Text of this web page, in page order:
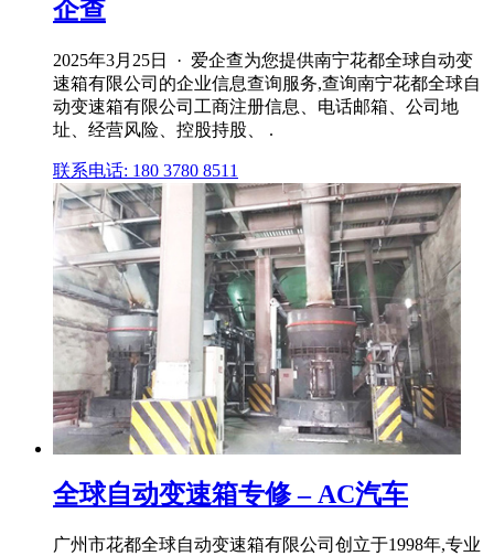
企查
2025年3月25日 · 爱企查为您提供南宁花都全球自动变
速箱有限公司的企业信息查询服务,查询南宁花都全球自
动变速箱有限公司工商注册信息、电话邮箱、公司地
址、经营风险、控股持股、 .
联系电话: 180 3780 8511
全球自动变速箱专修 – AC汽车
广州市花都全球自动变速箱有限公司创立于1998年,专业